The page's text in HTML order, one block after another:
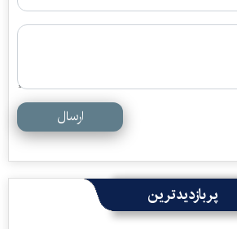
ارسال
پربازدیدترین